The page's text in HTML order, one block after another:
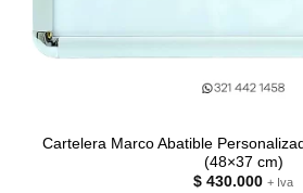
Cartelera Marco Abatible
(48×37 cm)
$ 430.000 + Iva